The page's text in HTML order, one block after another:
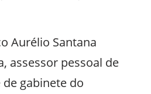
Aurélio Santana
assessor pessoal de
de gabinete do